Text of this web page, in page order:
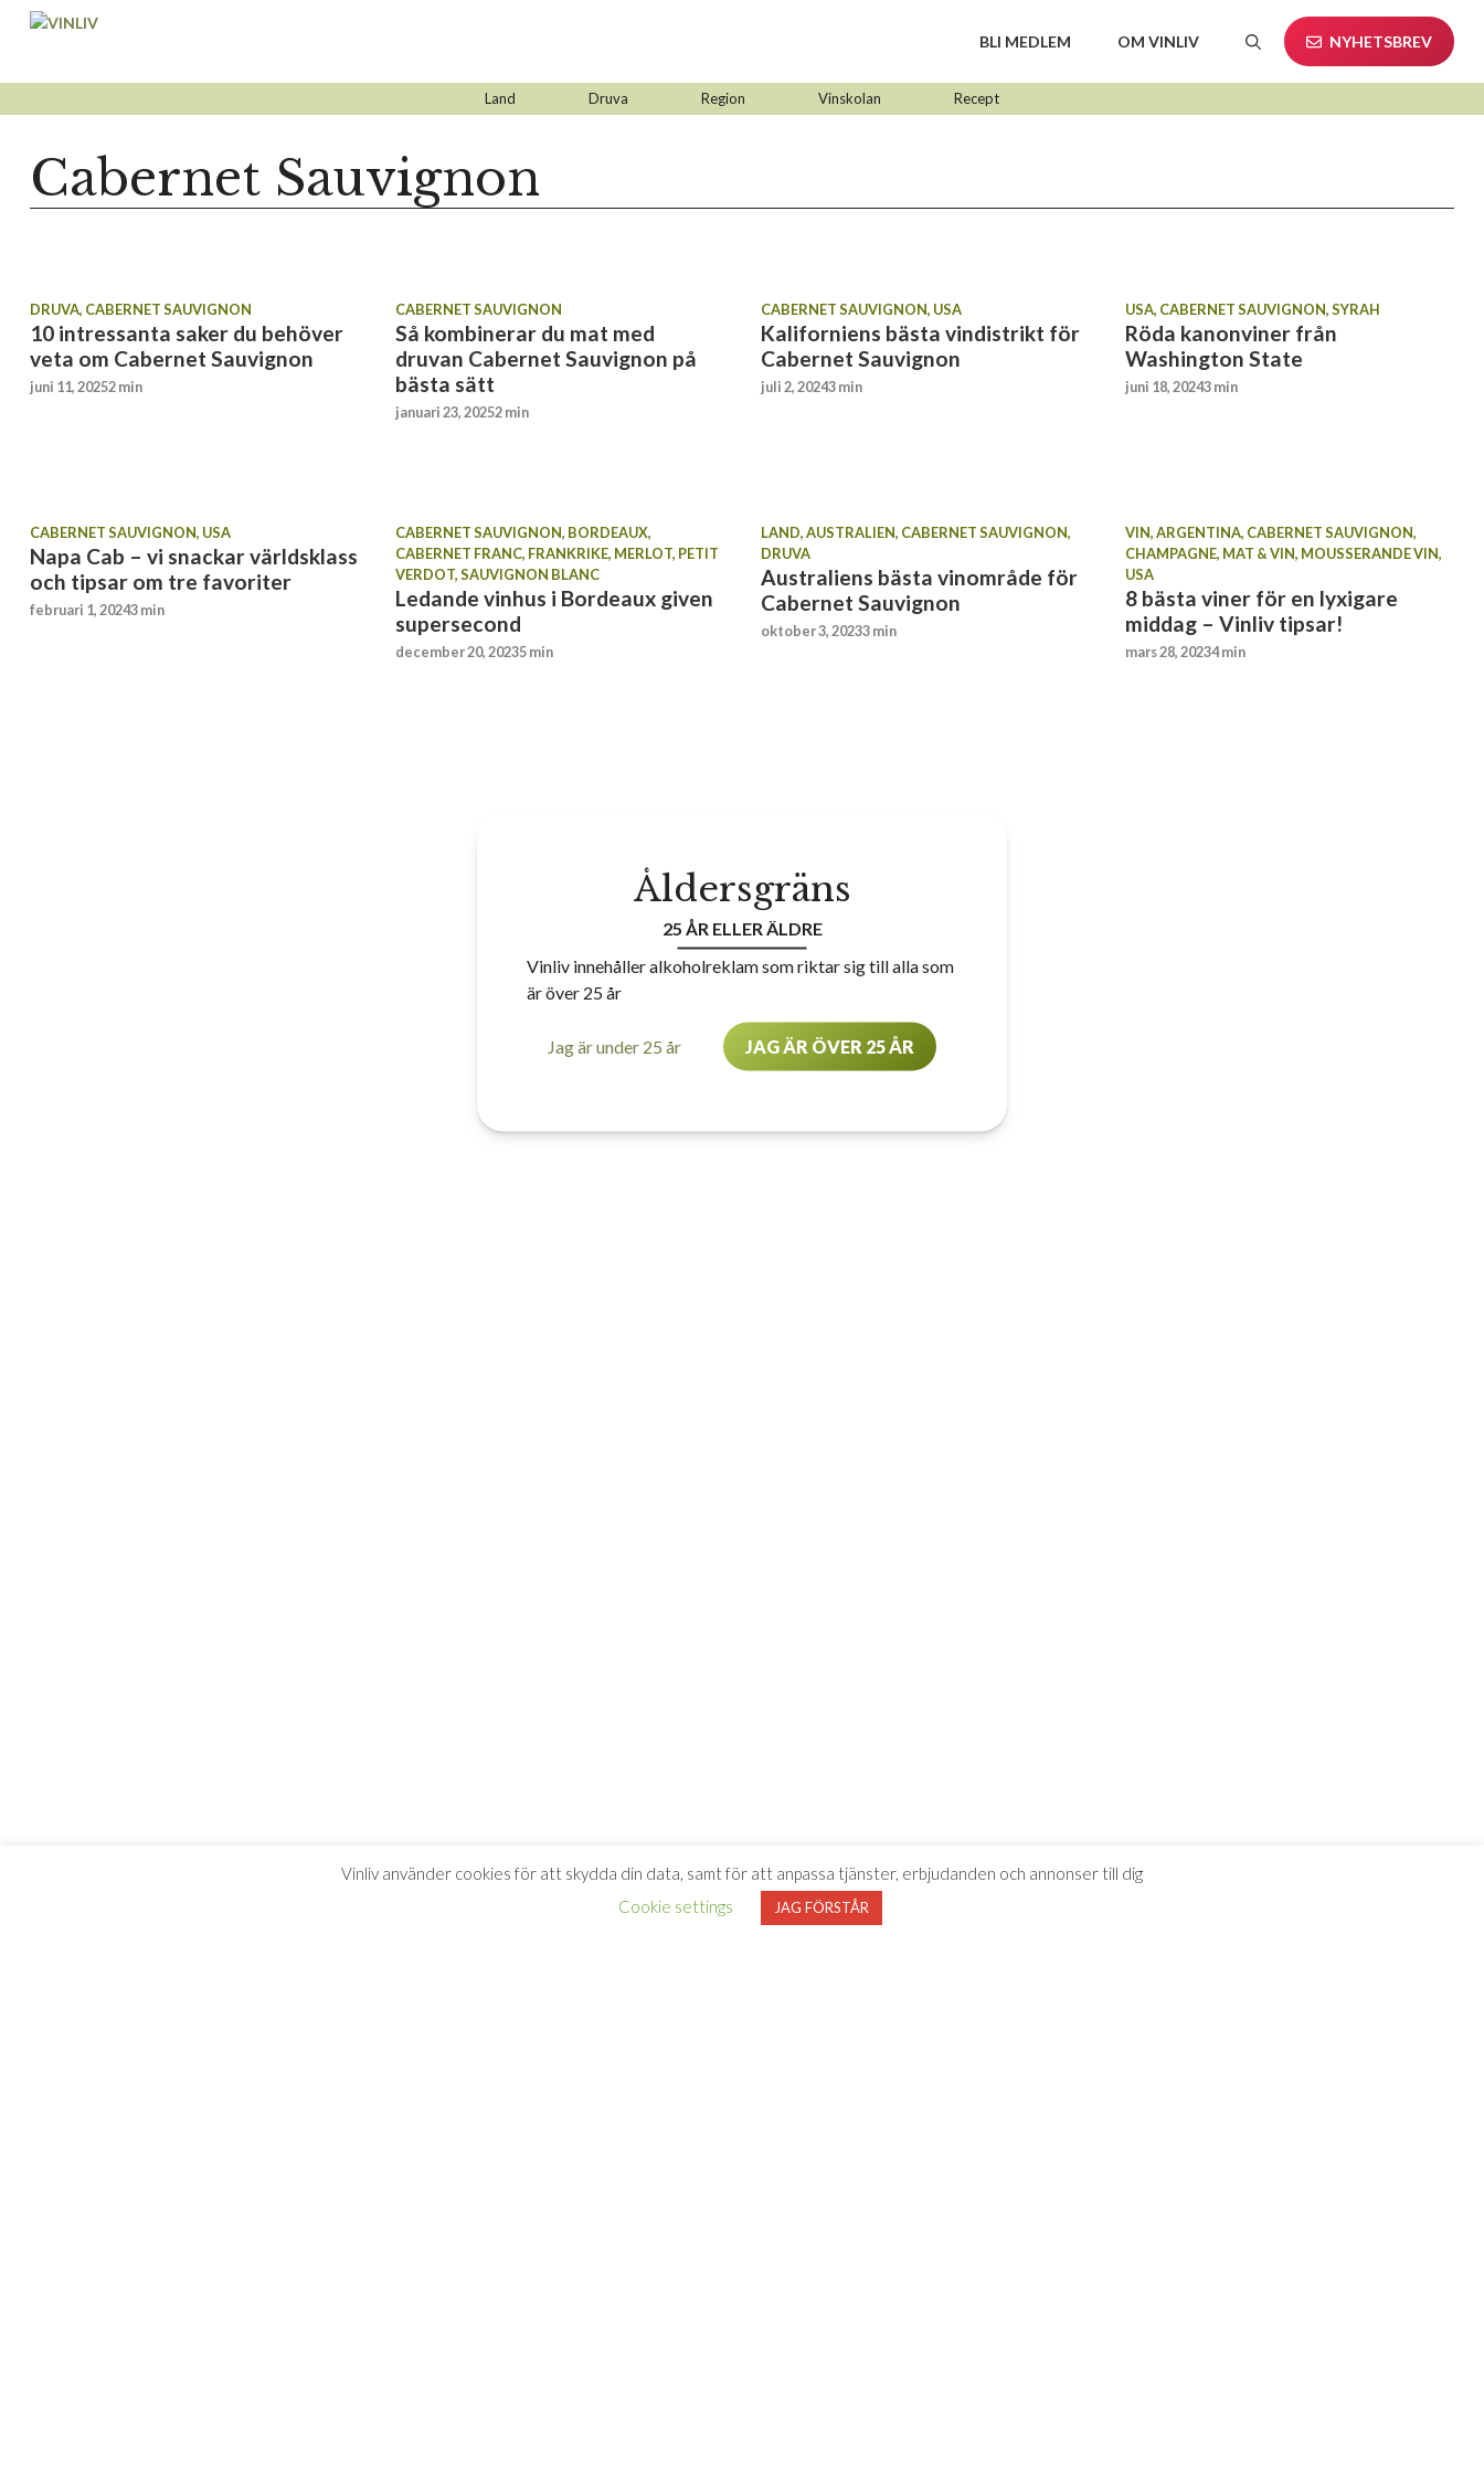
Hoppa
BLI MEDLEM OM VINLIV NYHETSBREV
Land Druva Region Vinskolan Recept
Cabernet Sauvignon
DRUVA, CABERNET SAUVIGNON
10 intressanta saker du behöver
veta om Cabernet Sauvignon
juni 11, 20252 min
CABERNET SAUVIGNON
Så kombinerar du mat med
druvan Cabernet Sauvignon på
bästa sätt
januari 23, 20252 min
CABERNET SAUVIGNON, USA
Kaliforniens bästa vindistrikt för
Cabernet Sauvignon
juli 2, 20243 min
USA, CABERNET SAUVIGNON,SYRAH
Röda kanonviner från
Washington State
juni 18, 20243 min
CABERNET SAUVIGNON, USA
Napa Cab – vi snackar världsklass
och tipsar om tre favoriter
februari 1, 20243 min
CABERNET SAUVIGNON, BORDEAUX,
CABERNET FRANC, FRANKRIKE, MERLOT, PETIT
VERDOT,SAUVIGNON BLANC
Ledande vinhus i Bordeaux given
supersecond
december 20, 20235 min
LAND,AUSTRALIEN, CABERNET SAUVIGNON,
DRUVA
Australiens bästa vinområde för
Cabernet Sauvignon
oktober 3, 20233 min
VIN,ARGENTINA, CABERNET SAUVIGNON,
CHAMPAGNE, MAT & VIN, MOUSSERANDE VIN,
USA
8 bästa viner för en lyxigare
middag – Vinliv tipsar!
mars 28, 20234 min
Vinliv använder cookies för att skydda din data, samt för att anpassa tjänster, erbjudanden och annonser till dig
Cookie settings
JAG FÖRSTÅR
Åldersgräns
25 ÅR ELLER ÄLDRE
Vinliv innehåller alkoholreklam som riktar sig till alla som
är över 25 år
Jag är under 25 år JAG ÄR ÖVER 25 ÅR